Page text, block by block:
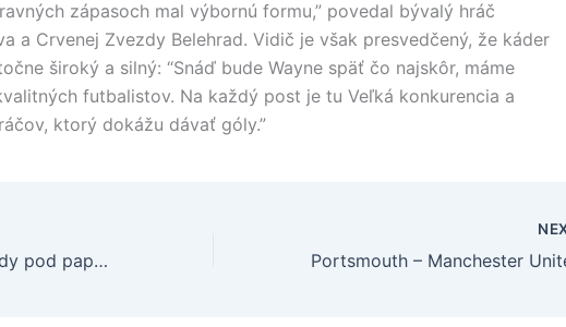
zápasoch mal výbornú formu,” povedal bývalý hráč
a Crvenej Zvezdy Belehrad. Vidič je však presvedčený, že káder
široký a silný: “Snáď bude Wayne späť čo najskôr, máme
futbalistov. Na každý post je tu Veľká konkurencia a
ktorý dokážu dávať góly.”
Keane si podal hviezdy pod papučou